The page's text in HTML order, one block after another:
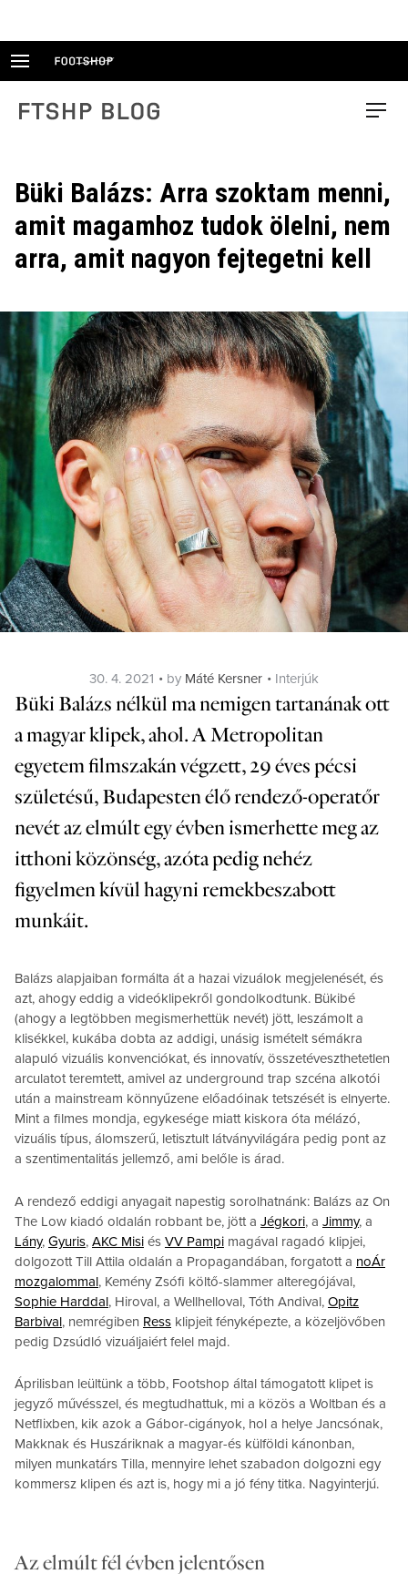
FTSHP blog Menu
Büki Balázs: Arra szoktam menni,
amit magamhoz tudok ölelni, nem
arra, amit nagyon fejtegetni kell
Posted
on
30. 4. 2021 by Máté Kersner Categories
Interjúk
Büki Balázs nélkül ma nemigen tartanának ott
a magyar klipek, ahol. A Metropolitan
egyetem filmszakán végzett, 29 éves pécsi
születésű, Budapesten élő rendező-operatőr
nevét az elmúlt egy évben ismerhette meg az
itthoni közönség, azóta pedig nehéz
figyelmen kívül hagyni remekbeszabott
munkáit.
Balázs alapjaiban formálta át a hazai vizuálok megjelenését, és
azt, ahogy eddig a videóklipekről gondolkodtunk. Bükibé
(ahogy a legtöbben megismerhettük nevét) jött, leszámolt a
klisékkel, kukába dobta az addigi, unásig ismételt sémákra
alapuló vizuális konvenciókat, és innovatív, összetéveszthetetlen
arculatot teremtett, amivel az underground trap szcéna alkotói
után a mainstream könnyűzene előadóinak tetszését is elnyerte.
Mint a filmes mondja, egykesége miatt kiskora óta mélázó,
vizuális típus, álomszerű, letisztult látványvilágára pedig pont az
a szentimentalitás jellemző, ami belőle is árad.
A rendező eddigi anyagait napestig sorolhatnánk: Balázs az On
The Low kiadó oldalán robbant be, jött a Jégkori, a Jimmy, a
Lány, Gyuris, AKC Misi és VV Pampi magával ragadó klipjei,
dolgozott Till Attila oldalán a Propagandában, forgatott a noÁr
mozgalommal, Kemény Zsófi költő-slammer alteregójával,
Sophie Harddal, Hiroval, a Wellhelloval, Tóth Andival, Opitz
Barbival, nemrégiben Ress klipjeit fényképezte, a közeljövőben
pedig Dzsúdló vizuáljaiért felel majd.
Áprilisban leültünk a több, Footshop által támogatott klipet is
jegyző művésszel, és megtudhattuk, mi a közös a Woltban és a
Netflixben, kik azok a Gábor-cigányok, hol a helye Jancsónak,
Makknak és Huszáriknak a magyar-és külföldi kánonban,
milyen munkatárs Tilla, mennyire lehet szabadon dolgozni egy
kommersz klipen és azt is, hogy mi a jó fény titka. Nagyinterjú.
Az elmúlt fél évben jelentősen